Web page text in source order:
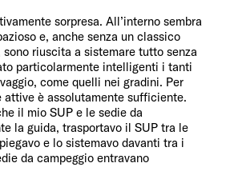
sorpresa. All’interno sembra
e, anche senza un classico
riuscita a sistemare tutto senza
particolarmente intelligenti i tanti
come quelli nei gradini. Per
attive è assolutamente sufficiente.
il mio SUP e le sedie da
la guida, trasportavo il SUP tra le
e lo sistemavo davanti tra i
da campeggio entravano